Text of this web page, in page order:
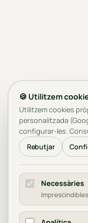
🍪 Utilitzem
Utilitzem cookies
personalitzada
configurar-les.
Rebutjar
Necessàries